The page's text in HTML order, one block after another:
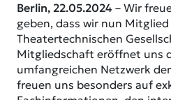
Berlin, 22.05.2024 – Wir
geben, dass wir nun
Theatertechnischen
Mitgliedschaft eröffnet uns
umfangreichen Netzwerk
freuen uns besonders auf